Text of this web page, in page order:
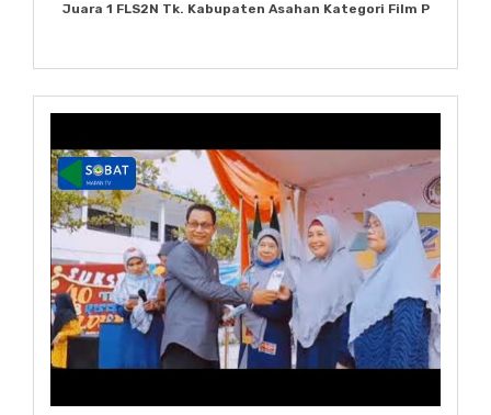
Juara 1 FLS2N Tk. Kabupaten Asahan Kategori Film P